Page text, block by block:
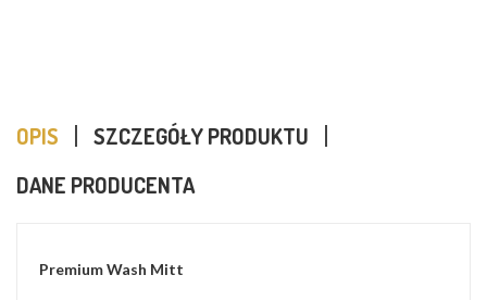
OPIS
SZCZEGÓŁY PRODUKTU
DANE PRODUCENTA
Premium Wash Mitt